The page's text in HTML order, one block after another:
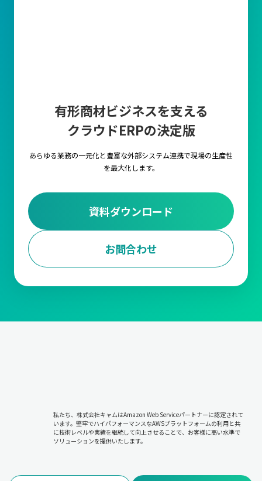
有形商材ビジネスを支える
クラウドERPの決定版
あらゆる業務の一元化と豊富な外部システム連携で現場の生産性
を最大化します。
資料ダウンロード
お問合わせ
私たち、株式会社キャムはAmazon Web Serviceパートナーに認定されて
います。堅牢でハイパフォーマンスなAWSプラットフォームの利用と共
に技術レベルや実績を継続して向上させることで、お客様に高い水準で
ソリューションを提供いたします。